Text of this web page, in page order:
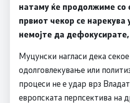
натаму ќе продолжиме со
првиот чекор се нарекува
немојте да
Муцунски нагласи дека
одолговлекување или
процеси не е удар врз
европската перпсектива на